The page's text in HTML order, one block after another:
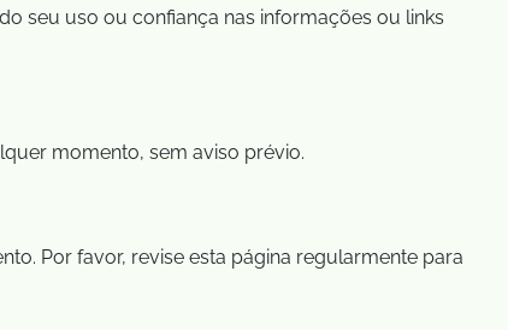
seu uso ou confiança nas informações ou links
momento, sem aviso prévio.
Por favor, revise esta página regularmente para